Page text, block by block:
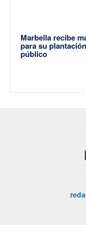
Marbella recibe
para su
público